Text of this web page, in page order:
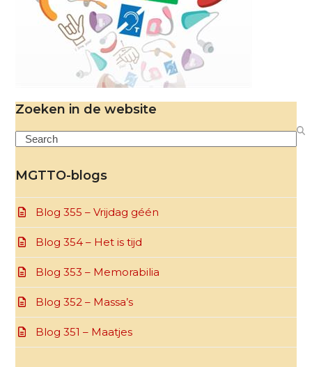
Zoeken in de website
Search
MGTTO-blogs
Blog 355 – Vrijdag géén
Blog 354 – Het is tijd
Blog 353 – Memorabilia
Blog 352 – Massa’s
Blog 351 – Maatjes